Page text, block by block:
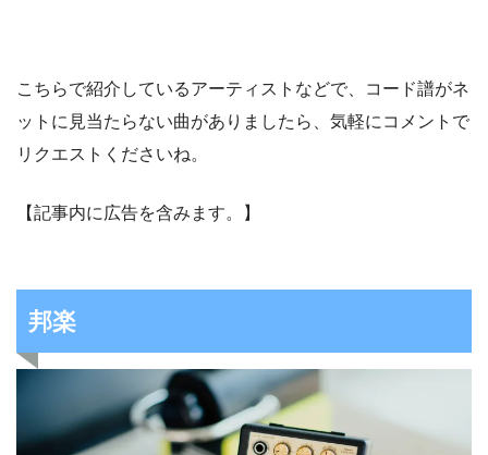
こちらで紹介しているアーティストなどで、コード譜がネ
ットに見当たらない曲がありましたら、気軽にコメントで
リクエストくださいね。
【記事内に広告を含みます。】
邦楽